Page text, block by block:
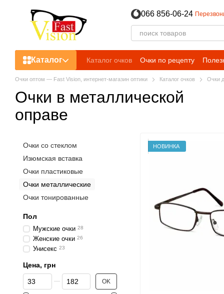
066 856-06-24
Каталог Каталог очков Очки по рецепту
Очки оптом — Fast Vision, интернет-магазин оптики Каталог очков Очки
Очки в металлической
оправе
НОВИНКА
Очки со стеклом
Изюмская вставка
Очки пластиковые
Очки металлические
Очки тонированные
Пол
Мужские очки 28
Женские очки 26
Унисекс 23
Цена, грн
От Цена, грн
До Цена, грн OK